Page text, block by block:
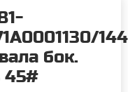
бок.
45#